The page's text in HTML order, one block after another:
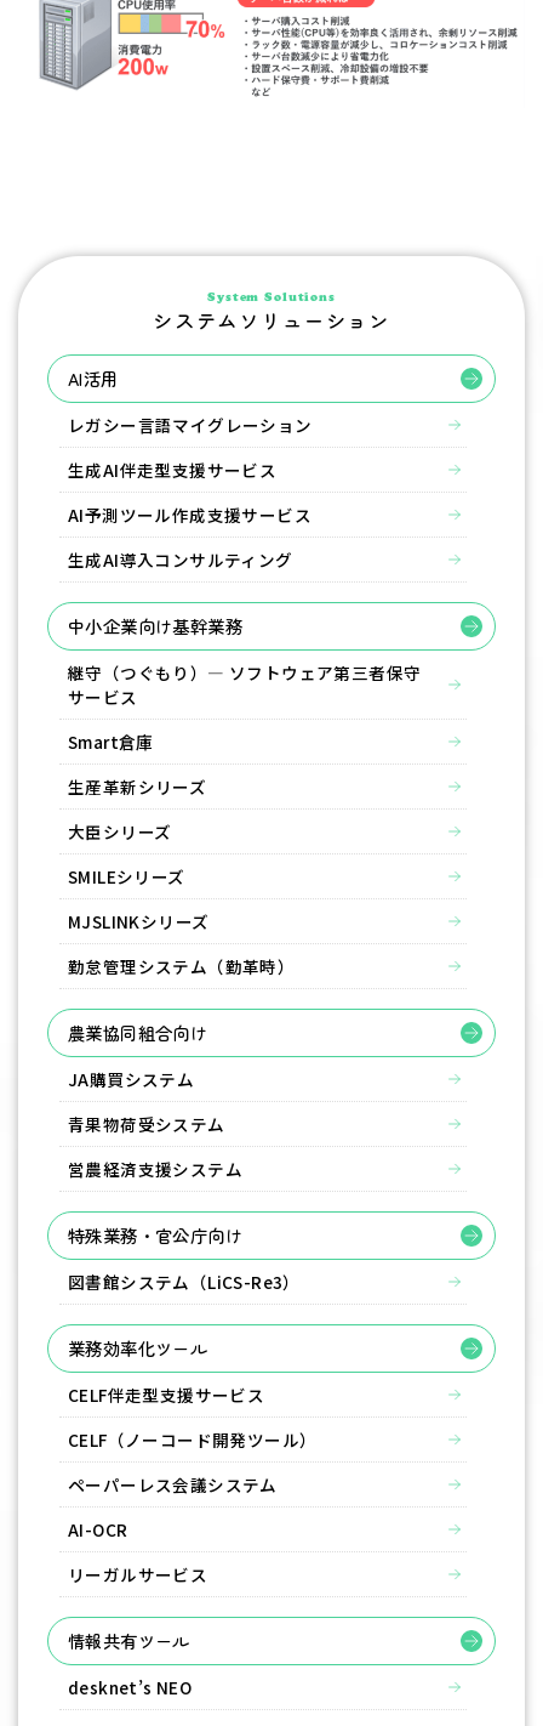
System Solutions
システムソリューション
AI活用
レガシー言語マイグレーション
生成AI伴走型支援サービス
AI予測ツール作成支援サービス
生成AI導入コンサルティング
中小企業向け基幹業務
継守（つぐもり）― ソフトウェア第三者保守
サービス
Smart倉庫
生産革新シリーズ
大臣シリーズ
SMILEシリーズ
MJSLINKシリーズ
勤怠管理システム（勤革時）
農業協同組合向け
JA購買システム
青果物荷受システム
営農経済支援システム
特殊業務・官公庁向け
図書館システム（LiCS-Re3）
業務効率化ツール
CELF伴走型支援サービス
CELF（ノーコード開発ツール）
ペーパーレス会議システム
AI-OCR
リーガルサービス
情報共有ツール
desknet’s NEO